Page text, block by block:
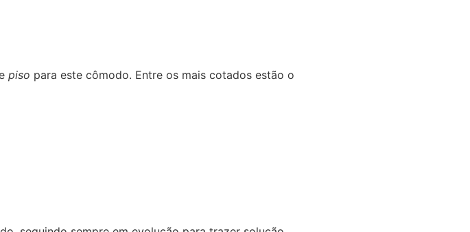
piso para este cômodo. Entre os mais cotados estão o